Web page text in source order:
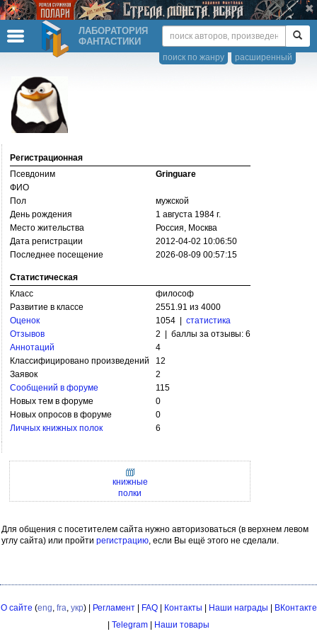
ЛАБОРАТОРИЯ
ФАНТАСТИКИ
расширенный
поиск по жанру
Регистрационная
Псевдоним
Gringuare
ФИО
Пол
мужской
День рождения
1 августа 1984 г.
Место жительства
Россия, Москва
Дата регистрации
2012-04-02 10:06:50
Последнее посещение
2026-08-09 00:57:15
Статистическая
Класс
философ
Развитие в классе
2551.91 из 4000
Оценок
1054 | статистика
Отзывов
2 | баллы за отзывы: 6
Аннотаций
4
Классифицировано произведений
12
Заявок
2
Сообщений в форуме
115
Новых тем в форуме
0
Новых опросов в форуме
0
Личных книжных полок
6
книжные
полки
Для общения с посетителем сайта нужно авторизоваться (в верхнем левом
углу сайта) или пройти регистрацию, если Вы ещё этого не сделали.
О сайте (eng, fra, укр) | Регламент| FAQ| Контакты Наши награды
ВКонтакте
Telegram Наши товары